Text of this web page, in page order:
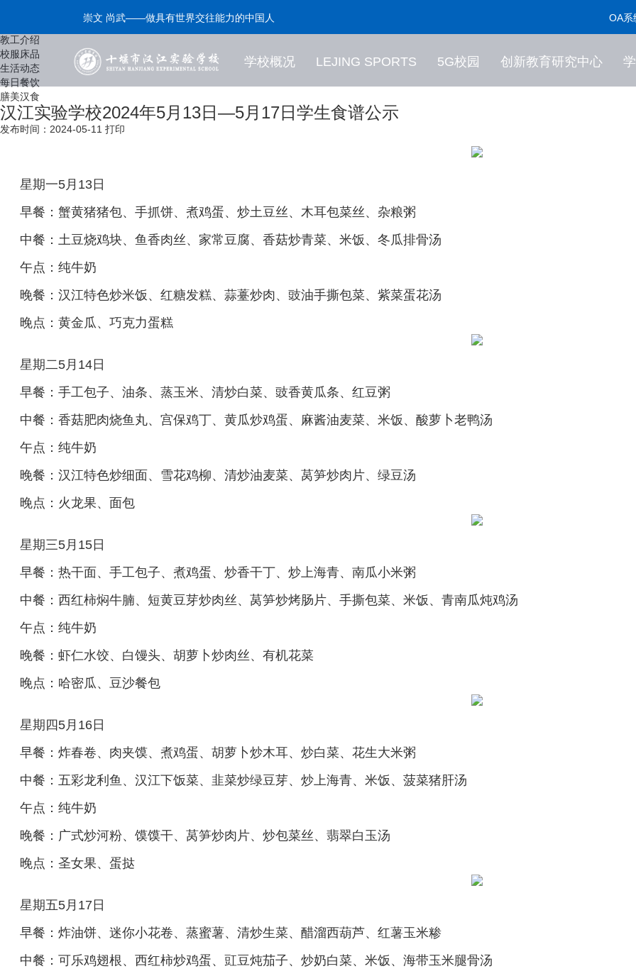
崇文 尚武——做具有世界交往能力的中国人 OA系
学校概况 LEJING SPORTS 5G校园 创新教育研究中心
教工介绍
校服床品
生活动态
每日餐饮
膳美汉食
汉江实验学校2024年5月13日—5月17日学生食谱公示
发布时间：2024-05-11 打印
星期一5月13日
早餐：蟹黄猪猪包、手抓饼、煮鸡蛋、炒土豆丝、木耳包菜丝、杂粮粥
中餐：土豆烧鸡块、鱼香肉丝、家常豆腐、香菇炒青菜、米饭、冬瓜排骨汤
午点：纯牛奶
晚餐：汉江特色炒米饭、红糖发糕、蒜薹炒肉、豉油手撕包菜、紫菜蛋花汤
晚点：黄金瓜、巧克力蛋糕
星期二5月14日
早餐：手工包子、油条、蒸玉米、清炒白菜、豉香黄瓜条、红豆粥
中餐：香菇肥肉烧鱼丸、宫保鸡丁、黄瓜炒鸡蛋、麻酱油麦菜、米饭、酸萝卜老鸭汤
午点：纯牛奶
晚餐：汉江特色炒细面、雪花鸡柳、清炒油麦菜、莴笋炒肉片、绿豆汤
晚点：火龙果、面包
星期三5月15日
早餐：热干面、手工包子、煮鸡蛋、炒香干丁、炒上海青、南瓜小米粥
中餐：西红柿焖牛腩、短黄豆芽炒肉丝、莴笋炒烤肠片、手撕包菜、米饭、青南瓜炖鸡汤
午点：纯牛奶
晚餐：虾仁水饺、白馒头、胡萝卜炒肉丝、有机花菜
晚点：哈密瓜、豆沙餐包
星期四5月16日
早餐：炸春卷、肉夹馍、煮鸡蛋、胡萝卜炒木耳、炒白菜、花生大米粥
中餐：五彩龙利鱼、汉江下饭菜、韭菜炒绿豆芽、炒上海青、米饭、菠菜猪肝汤
午点：纯牛奶
晚餐：广式炒河粉、馍馍干、莴笋炒肉片、炒包菜丝、翡翠白玉汤
晚点：圣女果、蛋挞
星期五5月17日
早餐：炸油饼、迷你小花卷、蒸蜜薯、清炒生菜、醋溜西葫芦、红薯玉米糁
中餐：可乐鸡翅根、西红柿炒鸡蛋、豇豆炖茄子、炒奶白菜、米饭、海带玉米腿骨汤